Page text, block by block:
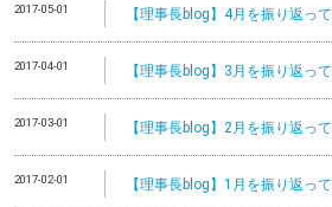
2017-05-01 【理事長blog】4月を振り返って
2017-04-01 【理事長blog】3月を振り返って
2017-03-01 【理事長blog】2月を振り返って
2017-02-01 【理事長blog】1月を振り返って